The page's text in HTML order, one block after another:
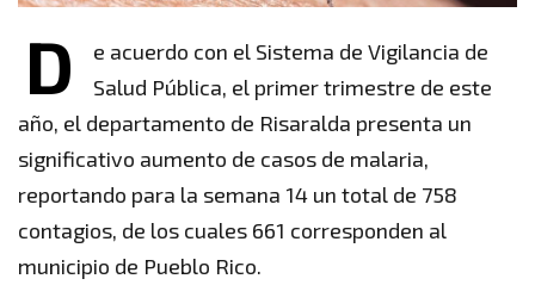
D
e acuerdo con el Sistema de Vigilancia de
Salud Pública, el primer trimestre de este
año, el departamento de Risaralda presenta un
significativo aumento de casos de malaria,
reportando para la semana 14 un total de 758
contagios, de los cuales 661 corresponden al
municipio de Pueblo Rico.